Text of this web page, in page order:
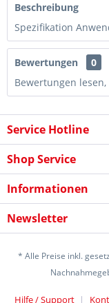
Beschreibung
Spezifikation
Bewertungen
0
Bewertungen
Service Hotline
Shop Service
Informationen
Newsletter
* Alle Preise inkl.
Hilfe / Support